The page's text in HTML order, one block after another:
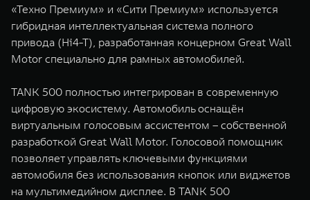
«Техно Премиум» и «Сити Премиум» используется
гибридная интеллектуальная система полного
привода (Hi4-T), разработанная концерном Great Wall
Motor специально для рамных автомобилей.
TANK 500 полностью интегрирован в современную
цифровую экосистему. Автомобиль оснащён
виртуальным голосовым ассистентом – собственной
разработкой Great Wall Motor. Голосовой помощник
позволяет управлять ключевыми функциями
автомобиля без использования кнопок или виджетов
на мультимедийном дисплее. В TANK 500